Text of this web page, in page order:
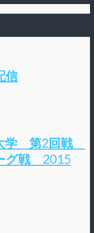
信
学 第2回戦
グ戦 2015